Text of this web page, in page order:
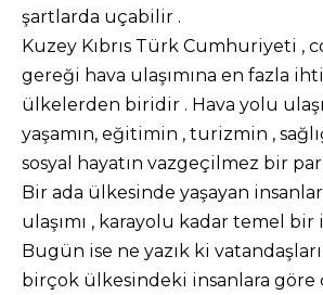
şartlarda uçabilir .
Kuzey Kıbrıs Türk Cumhuriyeti ,
gereği hava ulaşımına en fazla
ülkelerden biridir . Hava yolu
yaşamın, eğitimin , turizmin ,
sosyal hayatın vazgeçilmez bir
Bir ada ülkesinde yaşayan
ulaşımı , karayolu kadar temel bir
Bugün ise ne yazık ki
birçok ülkesindeki insanlara göre